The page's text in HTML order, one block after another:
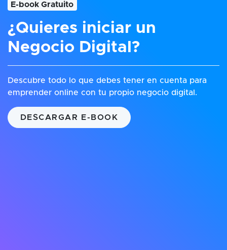
E-book Gratuito
¿Quieres iniciar un
Negocio Digital?
Descubre todo lo que debes tener en cuenta para
emprender online con tu propio negocio digital.
DESCARGAR E-BOOK